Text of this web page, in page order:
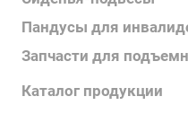
Пандусы для
Запчасти для
Каталог продукции